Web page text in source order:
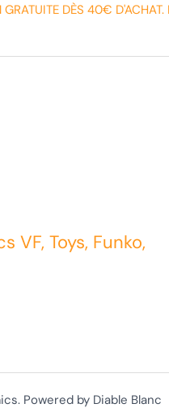
DÈS 40€
VF, Toys, Funko,
Powered by Diable Blanc